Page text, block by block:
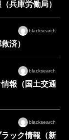
兵庫労働局）
blacksearch
済）
blacksearch
報（国土交通
blacksearch
ラック情報（新